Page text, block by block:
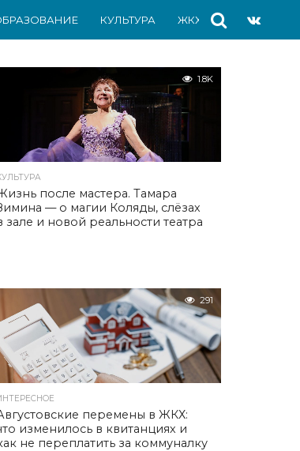
КУЛЬТУРА ЖКХ СПОРТ
1.8K
после мастера. Тамара
— о магии Коляды, слёзах
зале и новой реальности театра
291
перемены в ЖКХ:
изменилось в квитанциях и
не переплатить за коммуналку